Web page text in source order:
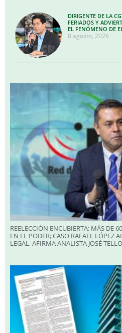
DIRIGENTE DE LA
FERIADOS Y
EL FENÓMENO DE
8 agosto, 2026
REELECCIÓN ENCUBIERTA: MÁS DE
EN EL PODER; CASO RAFAEL LÓPEZ
LEGAL, AFIRMA ANALISTA JOSÉ TELLO